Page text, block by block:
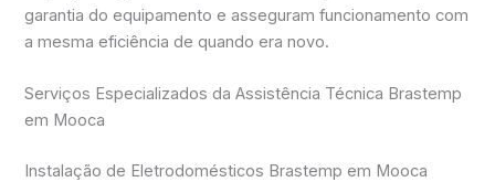
garantia do equipamento e asseguram funcionamento com
a mesma eficiência de quando era novo.
Serviços Especializados da Assistência Técnica Brastemp
em Mooca
Instalação de Eletrodomésticos Brastemp em Mooca